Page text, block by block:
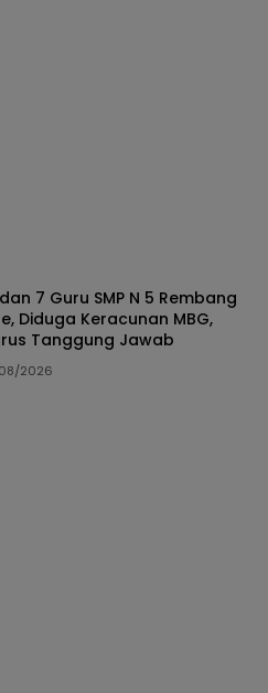
7 Guru SMP N 5 Rembang
Diduga Keracunan MBG,
Tanggung Jawab
2026